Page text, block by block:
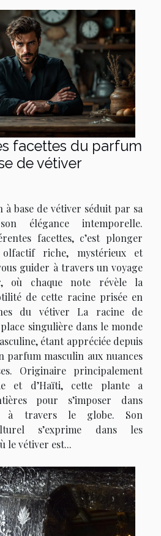
facettes du parfum
de vétiver
base de vétiver séduit par sa
élégance intemporelle.
facettes, c’est plonger
riche, mystérieux et
guider à travers un voyage
où chaque note révèle la
de cette racine prisée en
du vétiver La racine de
singulière dans le monde
étant appréciée depuis
parfum masculin aux nuances
Originaire principalement
et d’Haïti, cette plante a
pour s’imposer dans
à travers le globe. Son
s’exprime dans les
le vétiver est...